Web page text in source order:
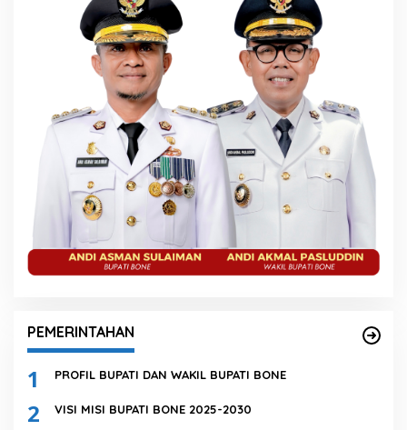
PEMERINTAHAN
1 PROFIL BUPATI DAN WAKIL BUPATI BONE
2 VISI MISI BUPATI BONE 2025-2030